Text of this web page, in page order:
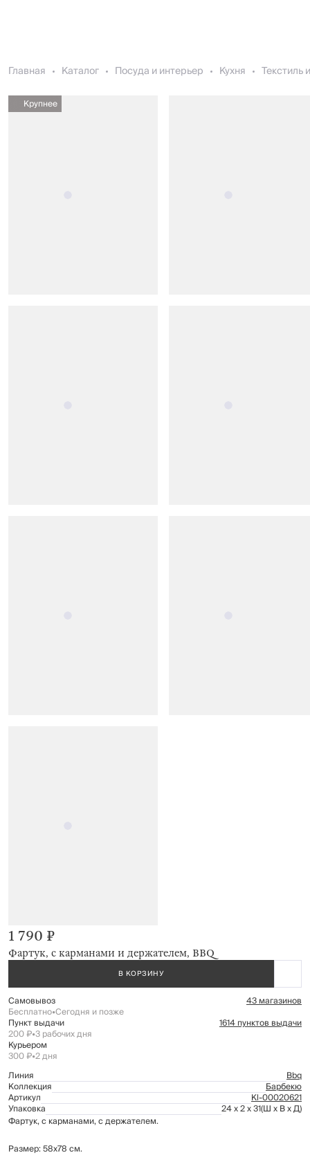
Главная Каталог Посуда и интерьер Кухня Текстиль
Крупнее
Фартук, с карманами и держателем, BBQ
1 790 ₽
В КОРЗИНУ
Самовывоз 43 магазинов
Бесплатно•Сегодня и позже
Пункт выдачи 1614 пунктов выдачи
200 ₽•3 рабочих дня
Курьером
300 ₽•2 дня
Линия
Bbq
Коллекция Барбекю
Артикул Kl-00020621
Упаковка 24 x 2 x 31(Ш x В x Д)
Фартук, с карманами, с держателем.
Размер: 58х78 см.